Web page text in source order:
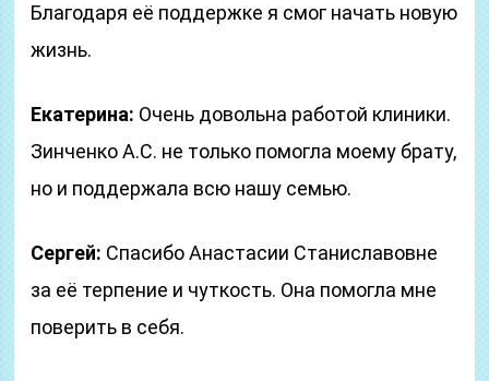
Благодаря её поддержке я смог начать новую
жизнь.
Екатерина: Очень довольна работой клиники.
Зинченко А.С. не только помогла моему брату,
но и поддержала всю нашу семью.
Сергей: Спасибо Анастасии Станиславовне
за её терпение и чуткость. Она помогла мне
поверить в себя.